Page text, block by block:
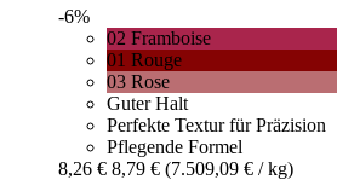
-6%
02 Framboise
01 Rouge
03 Rose
Guter Halt
Perfekte Textur für Präzision
Pflegende Formel
8,26 € 8,79 € (7.509,09 € / kg)